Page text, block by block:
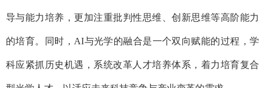
导与能力培养，更加注重批判性思维、创新思维等高阶能力
的培育。同时，AI与光学的融合是一个双向赋能的过程，学
科应紧抓历史机遇，系统改革人才培养体系，着力培育复合